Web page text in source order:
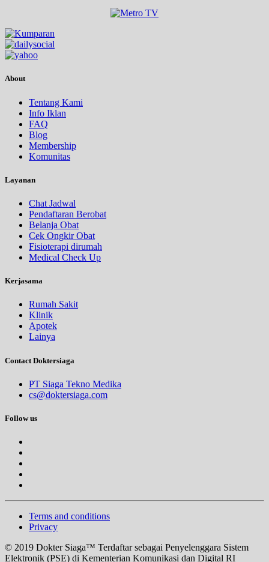
About
Tentang Kami
Info Iklan
FAQ
Blog
Membership
Komunitas
Layanan
Chat Jadwal
Pendaftaran Berobat
Belanja Obat
Cek Ongkir Obat
Fisioterapi dirumah
Medical Check Up
Kerjasama
Rumah Sakit
Klinik
Apotek
Lainya
Contact Doktersiaga
PT Siaga Tekno Medika
cs@doktersiaga.com
Follow us
Terms and conditions
Privacy
© 2019 Dokter Siaga™ Terdaftar sebagai Penyelenggara Sistem
Elektronik (PSE) di Kementerian Komunikasi dan Digital RI